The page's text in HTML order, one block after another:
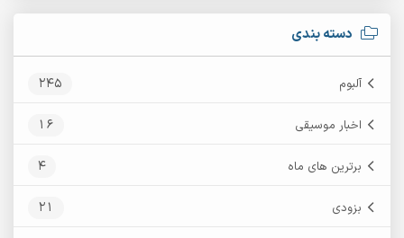
دسته بندی
آلبوم 245
اخبار موسیقی 16
برترین های ماه 4
بزودی 21